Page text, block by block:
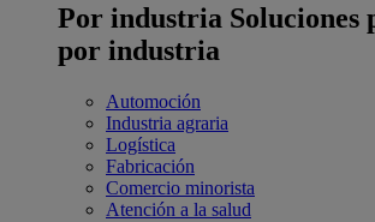
Por industria Soluciones
por industria
Automoción
Industria agraria
Logística
Fabricación
Comercio minorista
Atención a la salud